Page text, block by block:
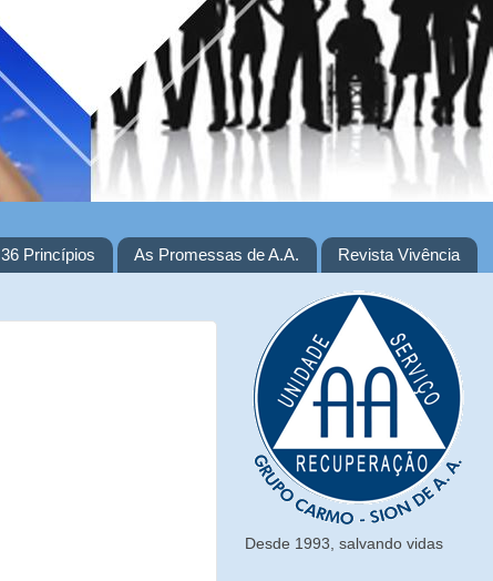
36 Princípios As Promessas de A.A. Revista Vivência
Desde 1993, salvando vidas